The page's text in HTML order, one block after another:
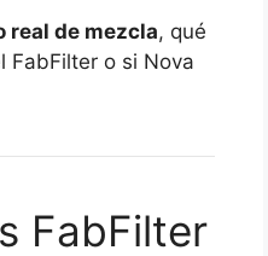
real de mezcla, qué
FabFilter o si Nova
FabFilter